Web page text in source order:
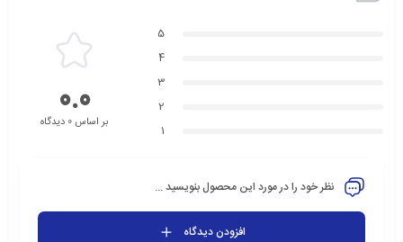
5
4
3
2
1
0.0بر اساس 0 دیدگاه
نظر خود را در مورد این محصول بنویسید ...
افزودن دیدگاه